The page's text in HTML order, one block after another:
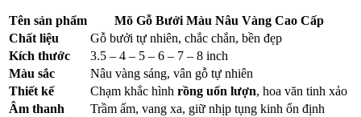
Tên sản phẩm
Mõ Gỗ Bưởi Màu Nâu Vàng Cao Cấp
Chất liệu
Gỗ bưởi tự nhiên, chắc chắn, bền đẹp
Kích thước
3.5 – 4 – 5 – 6 – 7 – 8 inch
Màu sắc
Nâu vàng sáng, vân gỗ tự nhiên
Thiết kế
Chạm khắc hình rồng uốn lượn, hoa văn tinh xảo
Âm thanh
Trầm ấm, vang xa, giữ nhịp tụng kinh ổn định